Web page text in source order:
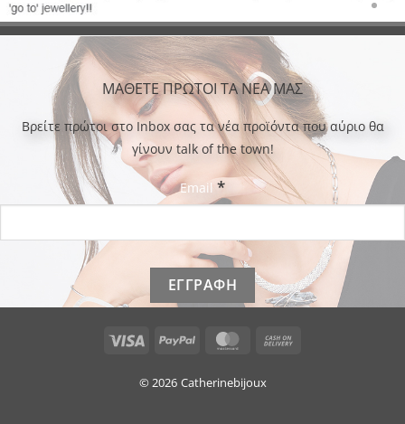
ΜΑΘΕΤΕ ΠΡΩΤΟΙ ΤΑ ΝΕΑ ΜΑΣ
Bρείτε πρώτοι στο Inbox σας τα νέα προϊόντα που αύριο θα
γίνουν talk of the town!
Email *
Visa PayPal MasterCard
© 2026 Catherinebijoux